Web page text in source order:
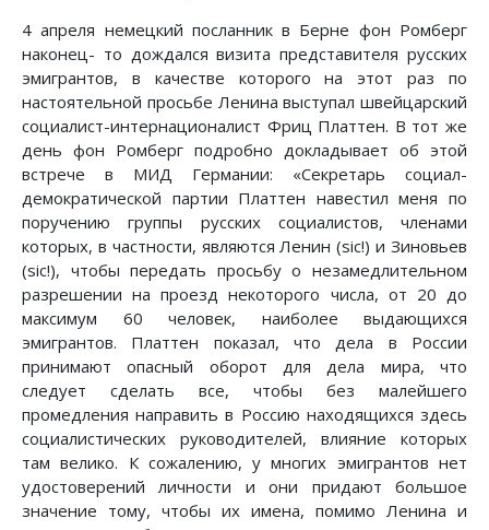
4 апреля немецкий посланник в Берне фон Ромберг
наконец- то дождался визита представителя русских
эмигрантов, в качестве которого на этот раз по
настоятельной просьбе Ленина выступал швейцарский
социалист-интернационалист Фриц Платтен. В тот же
день фон Ромберг подробно докладывает об этой
встрече в МИД Германии: «Секретарь социал-
демократической партии Платтен навестил меня по
поручению группы русских социалистов, членами
которых, в частности, являются Ленин (sic!) и Зиновьев
(sic!), чтобы передать просьбу о незамедлительном
разрешении на проезд некоторого числа, от 20 до
максимум 60 человек, наиболее выдающихся
эмигрантов. Платтен показал, что дела в России
принимают опасный оборот для дела мира, что
следует сделать все, чтобы без малейшего
промедления направить в Россию находящихся здесь
социалистических руководителей, влияние которых
там велико. К сожалению, у многих эмигрантов нет
удостоверений личности и они придают большое
значение тому, чтобы их имена, помимо Ленина и